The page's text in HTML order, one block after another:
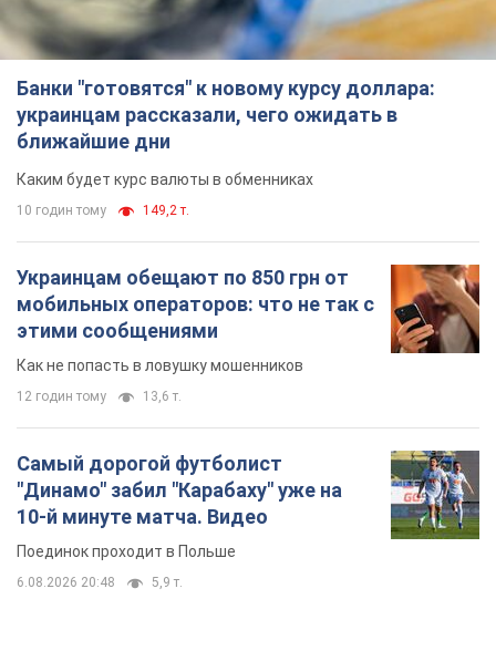
Украинцам обещают по 850 грн от
мобильных операторов: что не так с
этими сообщениями
Как не попасть в ловушку мошенников
12 годин тому 13,6 т.
Самый дорогой футболист
"Динамо" забил "Карабаху" уже на
10-й минуте матча. Видео
Поединок проходит в Польше
6.08.2026 20:48 5,9 т.